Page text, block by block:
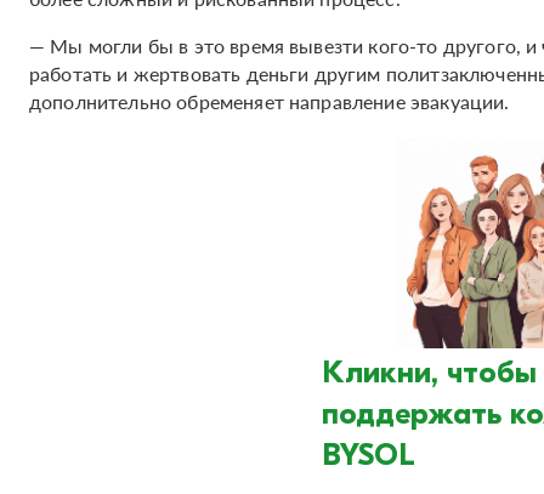
— Мы могли бы в это время вывезти кого-то другого, и
работать и жертвовать деньги другим
дополнительно обременяет направление эвакуации.
Кликни, чтобы
поддержать
BYSOL